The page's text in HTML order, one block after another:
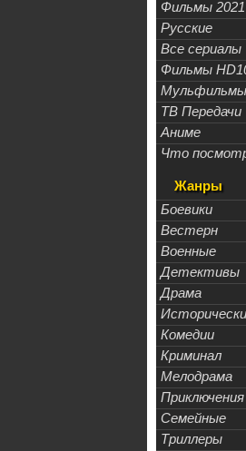
Фильмы 2021
Русские
Все сериалы
Фильмы
Мульфильмы
ТВ Передачи
Аниме
Что
Жанры
Боевики
Вестерн
Военные
Детективы
Драма
Комедии
Криминал
Мелодрама
Приключения
Семейные
Триллеры